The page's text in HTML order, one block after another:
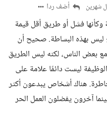
شهرين أضف ردا
وكأنها فشل أو طريق أقل قيمة
ليس بهذه البساطة. صحيح أن
بعض الناس، لكنه ليس الطريق
ليست دائمًا علامة على
هناك أشخاص يبدعون أكثر
آخرون يفضلون العمل الحر